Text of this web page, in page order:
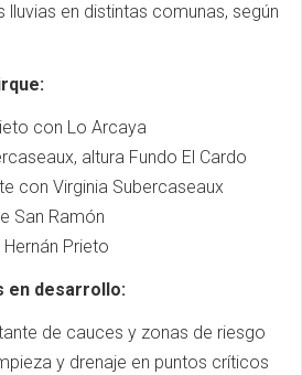
lluvias en distintas comunas, según
con Lo Arcaya
altura Fundo El Cardo
con Virginia Subercaseaux
San Ramón
Prieto
en desarrollo:
de cauces y zonas de riesgo
y drenaje en puntos críticos